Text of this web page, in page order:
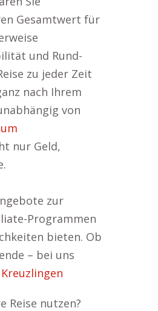
Gesamtwert für
und Rund-
zu jeder Zeit
nach Ihrem
von
nur Geld,
zur
Programmen
bieten. Ob
– bei uns
Reise nutzen?